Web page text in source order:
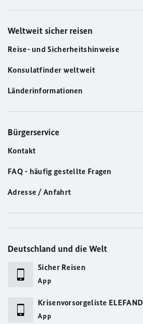
Weltweit sicher reisen
Reise- und Sicherheitshinweise
Konsulatfinder weltweit
Länderinformationen
Bürgerservice
Kontakt
FAQ - häufig gestellte Fragen
Adresse / Anfahrt
Deutschland und die Welt
Sicher Reisen
App
Krisenvorsorgeliste ELEFAND
App